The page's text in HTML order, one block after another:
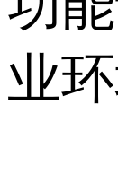
业